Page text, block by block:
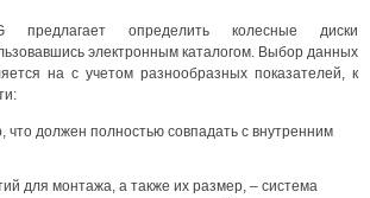
предлагает определить колесные диски
электронным каталогом. Выбор данных
на с учетом разнообразных показателей, к
должен полностью совпадать с внутренним
для монтажа, а также их размер, – система